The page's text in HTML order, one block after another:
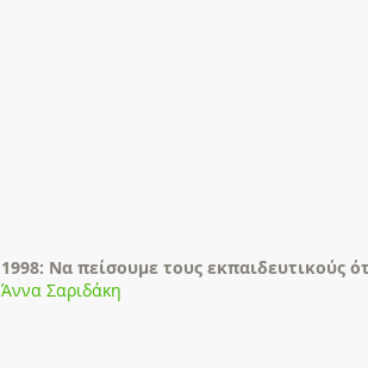
1998: Να πείσουμε τους εκπαιδευτικούς
Άννα Σαριδάκη